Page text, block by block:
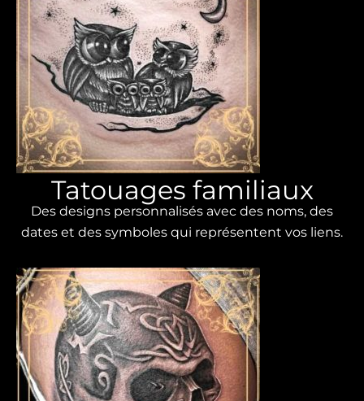
Tatouages ​​​​familiaux
Des designs personnalisés avec des noms, des
dates et des symboles qui représentent vos liens.